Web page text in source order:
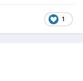
1